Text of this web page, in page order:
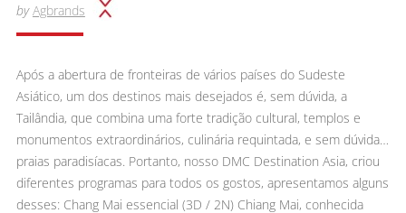
by Agbrands
Após a abertura de fronteiras de vários países do Sudeste
Asiático, um dos destinos mais desejados é, sem dúvida, a
Tailândia, que combina uma forte tradição cultural, templos e
monumentos extraordinários, culinária requintada, e sem dúvida…
praias paradisíacas. Portanto, nosso DMC Destination Asia, criou
diferentes programas para todos os gostos, apresentamos alguns
desses: Chang Mai essencial (3D / 2N) Chiang Mai, conhecida